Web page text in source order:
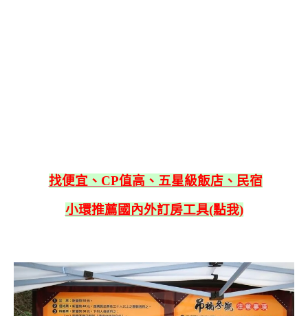
找便宜、CP值高、五星級飯店、民宿
小環推薦國內外訂房工具(點我)